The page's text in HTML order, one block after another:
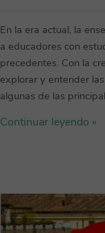
En la era actual, la
a educadores con
precedentes. Con la
explorar y entender
algunas de las
Continuar leyendo »